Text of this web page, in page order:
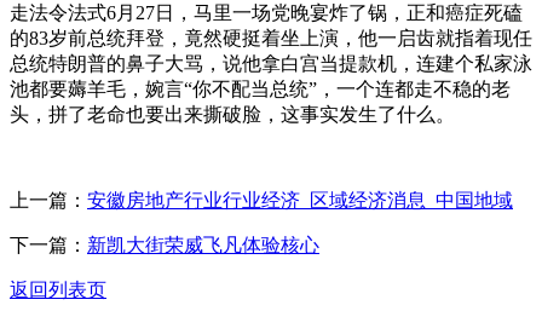
走法令法式6月27日，马里一场党晚宴炸了锅，正和癌症死磕
的83岁前总统拜登，竟然硬挺着坐上演，他一启齿就指着现任
总统特朗普的鼻子大骂，说他拿白宫当提款机，连建个私家泳
池都要薅羊毛，婉言“你不配当总统”，一个连都走不稳的老
头，拼了老命也要出来撕破脸，这事实发生了什么。
上一篇： 安徽房地产行业行业经济_区域经济消息_中国地域
下一篇： 新凯大街荣威飞凡体验核心
返回列表页